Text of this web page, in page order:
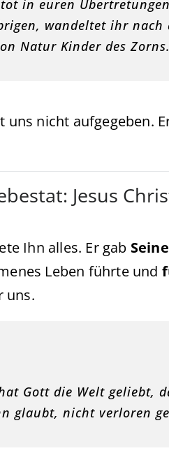
in euren
wandeltet ihr
Natur Kinder des
uns nicht aufgegeben.
Jesus
Ihn alles. Er gab
Leben führte und
uns.
Gott die Welt geliebt,
glaubt, nicht verloren